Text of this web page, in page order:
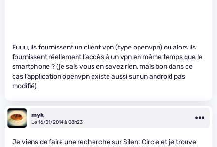
Euuu, ils fournissent un client vpn (type openvpn) ou alors ils
fournissent réellement l’accès à un vpn en même temps que le
smartphone ? (je sais vous en savez rien, mais bon dans ce
cas l’application openvpn existe aussi sur un android pas
modifié)
myk
Le 16/01/2014 à 08h23
Je viens de faire une recherche sur Silent Circle et je trouve